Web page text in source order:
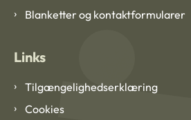
Blanketter og kontaktformularer
Links
Tilgængelighedserklæring
Cookies